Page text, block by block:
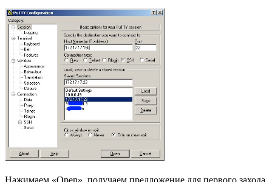
любителей линукса», будет самый тяжелый. Если вы
установили sshd, вам нужен ssh-клиент. Их в общем-то
большое множество, но я лично под Windows пользуюсь
PuTTY. Кто-то предпочитает сетапить, но я всегда пользуюсь
версией «For unattended access»
И так, мы установили ssh сервис на свой NAS. Запускаем
Putty и делаем следущее